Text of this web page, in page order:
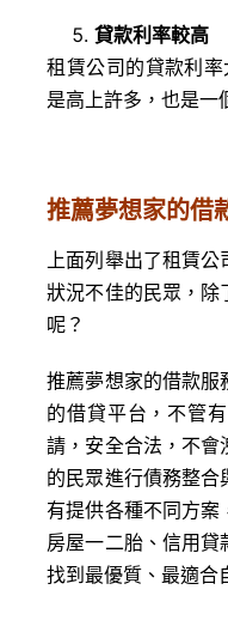
貸款利率較高
租賃公司的貸款利
是高上許多，也是一
推薦夢想家的借
上面列舉出了租賃公
狀況不佳的民眾，除
呢？
推薦夢想家的借款服
的借貸平台，不管
請，安全合法，不會
的民眾進行債務整合
有提供各種不同方案
房屋一二胎、信用貸
找到最優質、最適合